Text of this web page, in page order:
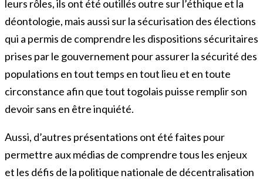
leurs rôles, ils ont été outillés outre sur l’éthique et la
déontologie, mais aussi sur la sécurisation des élections
qui a permis de comprendre les dispositions sécuritaires
prises par le gouvernement pour assurer la sécurité des
populations en tout temps en tout lieu et en toute
circonstance afin que tout togolais puisse remplir son
devoir sans en être inquiété.
Aussi, d’autres présentations ont été faites pour
permettre aux médias de comprendre tous les enjeux
et les défis de la politique nationale de décentralisation